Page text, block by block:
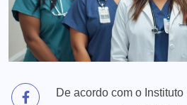
De acordo com o